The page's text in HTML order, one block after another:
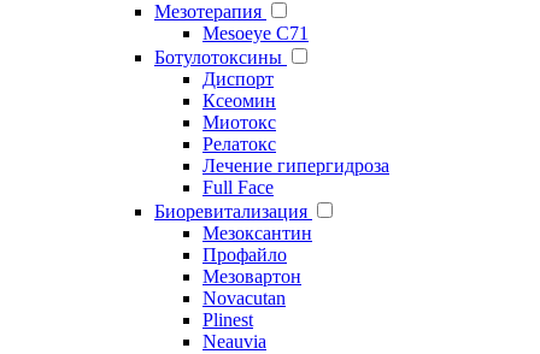
Мезотерапия
Mesoeye C71
Ботулотоксины
Диспорт
Ксеомин
Миотокс
Релатокс
Лечение гипергидроза
Full Face
Биоревитализация
Мезоксантин
Профайло
Мезовартон
Novacutan
Plinest
Neauvia